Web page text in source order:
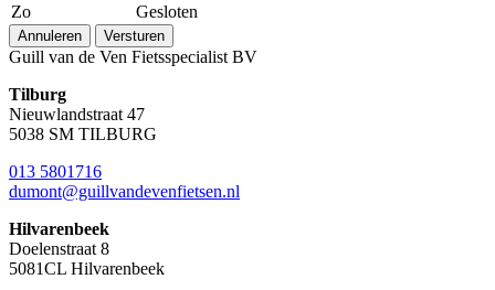
Zo
Gesloten
Annuleren Versturen
Guill van de Ven Fietsspecialist BV
Tilburg
Nieuwlandstraat 47
5038 SM TILBURG
013 5801716
dumont@guillvandevenfietsen.nl
Hilvarenbeek
Doelenstraat 8
5081CL Hilvarenbeek